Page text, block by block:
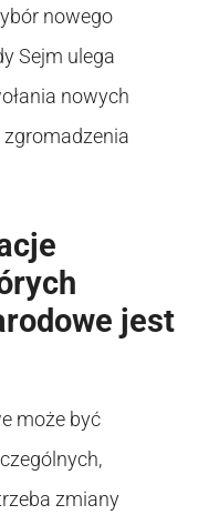
nowego
Sejm ulega
nowych
jest
może być
zmiany